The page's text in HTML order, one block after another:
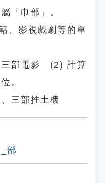
「巾部」。
、影視戲劇等的單
三部電影 (2) 計算
。
、三部推土機
部